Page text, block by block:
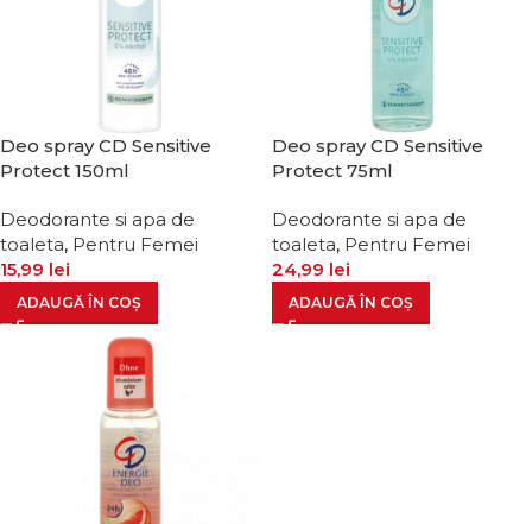
Deo spray CD Sensitive
Protect 150ml
Deodorante si apa de
toaleta, Pentru Femei
15,99 lei
ADAUGĂ ÎN COȘ
Deo spray CD Sensitive
Protect 75ml
Deodorante si apa de
toaleta, Pentru Femei
24,99 lei
ADAUGĂ ÎN COȘ